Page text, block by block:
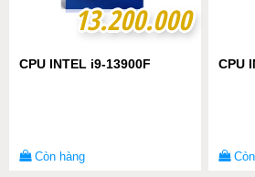
13.200.000
13.200.000
CPU INTEL i9-13900F
Còn hàng
CPU